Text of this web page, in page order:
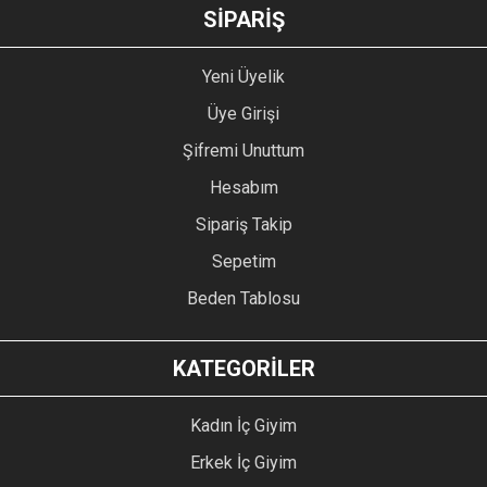
GÖNDER
SİPARİŞ
Yeni Üyelik
Üye Girişi
Şifremi Unuttum
Hesabım
Sipariş Takip
Sepetim
Beden Tablosu
KATEGORİLER
Kadın İç Giyim
Erkek İç Giyim